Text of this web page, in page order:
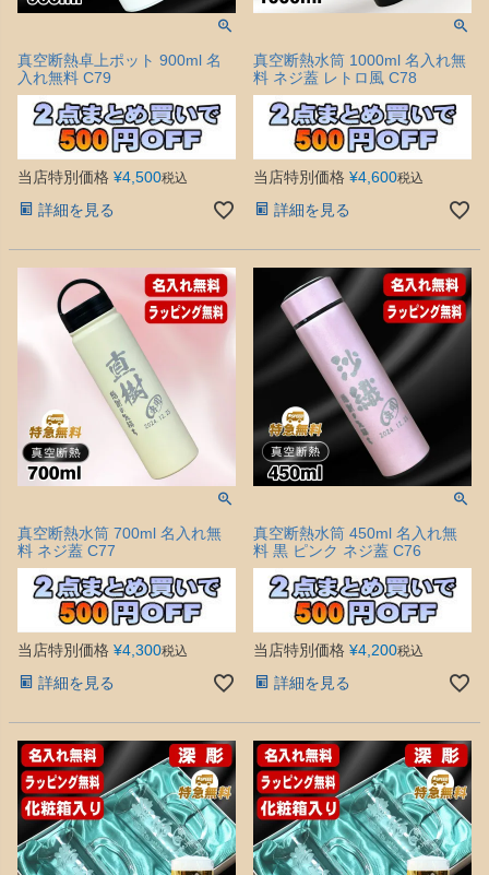
真空断熱卓上ポット 900ml 名
入れ無料 C79
当店特別価格 ¥4,500税込
詳細を見る
真空断熱水筒 1000ml 名入れ無
料 ネジ蓋 レトロ風 C78
当店特別価格 ¥4,600税込
詳細を見る
真空断熱水筒 700ml 名入れ無
料 ネジ蓋 C77
当店特別価格 ¥4,300税込
詳細を見る
真空断熱水筒 450ml 名入れ無
料 黒 ピンク ネジ蓋 C76
当店特別価格 ¥4,200税込
詳細を見る